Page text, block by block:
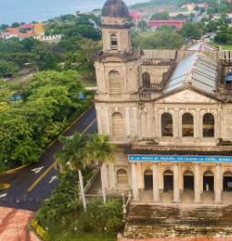
Zzp'ers internationaal
PEO
Ingewikkelde HR-taken
INFRASTRUCTUUR
Remote Embedded
HR naadloos in workflows
Platform
Ingebouwde essentiële HR-
GROEIFASE
Start-ups
Flexibele global HR en
bedrijven
Mid-market
Teams uitbreiden met HR
Enterprise
Betalingscalculator voor
Ontdek valuta-opties en
internationale zzp'ers
LEREN MET REMOTE
Onderzoek en gidsen
Casestudy's
HR-woordenlijst
Nederlands
Français
Deutsch
Español
Italiano